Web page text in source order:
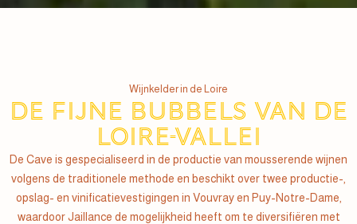
Wijnkelder in de Loire
De fijne bubbels van de
Loire-vallei
De Cave is gespecialiseerd in de productie van mousserende wijnen
volgens de traditionele methode en beschikt over twee productie-,
opslag- en vinificatievestigingen in Vouvray en Puy-Notre-Dame,
waardoor Jaillance de mogelijkheid heeft om te diversifiëren met